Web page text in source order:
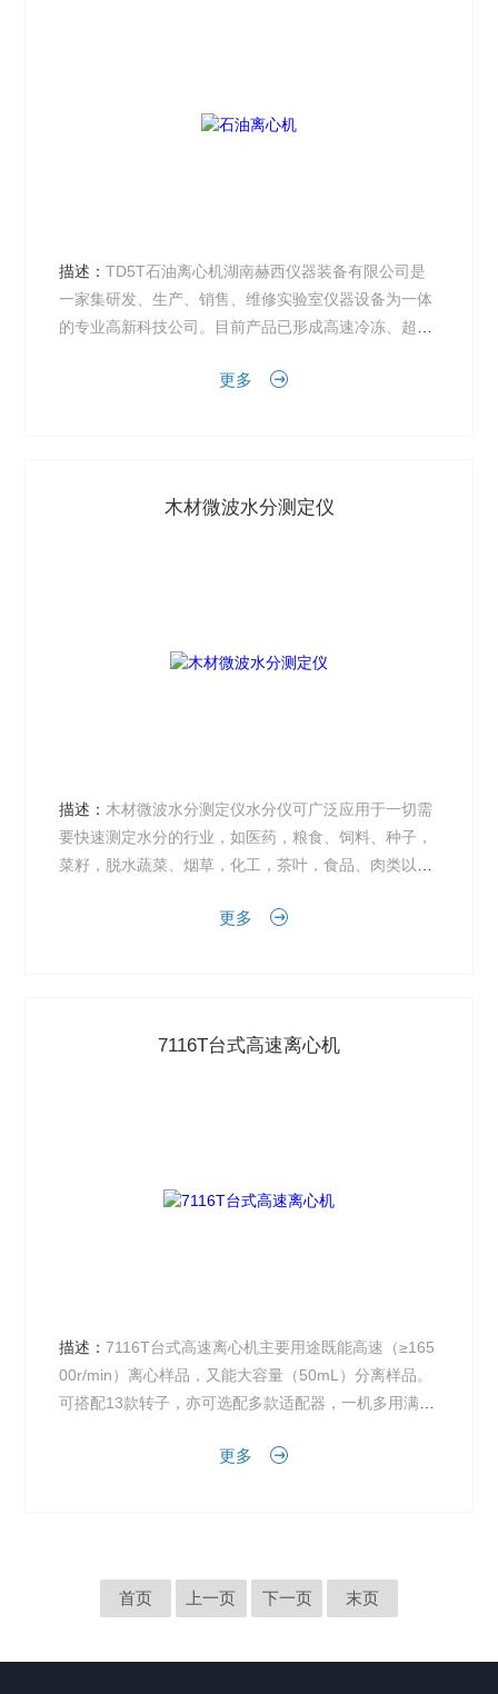
描述：TD5T石油离心机湖南赫西仪器装备有限公司是
一家集研发、生产、销售、维修实验室仪器设备为一体
的专业高新科技公司。目前产品已形成高速冷冻、超大
更多
木材微波水分测定仪
描述： 木材微波水分测定仪水分仪可广泛应用于一切需
要快速测定水分的行业，如医药，粮食、饲料、种子，
菜籽，脱水蔬菜、烟草，化工，茶叶，食品、肉类以及
更多
7116T台式高速离心机
描述：7116T台式高速离心机主要用途既能高速（≥165
00r/min）离心样品，又能大容量（50mL）分离样品。
可搭配13款转子，亦可选配多款适配器，一机多用满足
更多
首页 上一页 下一页 末页